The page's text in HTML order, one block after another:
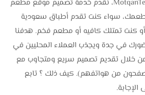
في شركة متقن تك – MotqanTech، نقدم خدمة تصميم موقع مطعم
سواء كنت تقدم أطباق سعودية
كنت تمتلك كافيه أو مطعم فخم. هدفنا
في جدة ويجذب العملاء المحليين في
خلال تقديم تصميم سريع ومتجاوب مع
من هواتفهم). كيف ذلك ؟ تابع
الإجابة.